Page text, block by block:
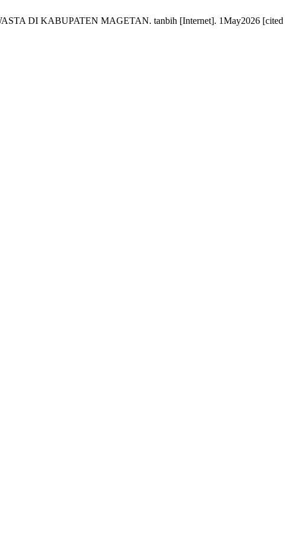
DI KABUPATEN MAGETAN. tanbih [Internet]. 1May2026 [cited